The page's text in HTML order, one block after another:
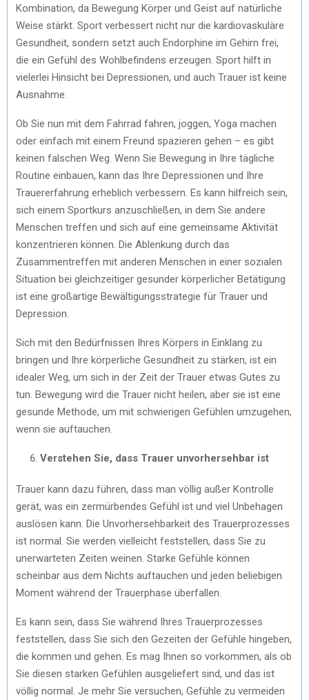
Kombination, da Bewegung Körper und Geist auf natürliche
Weise stärkt. Sport verbessert nicht nur die kardiovaskuläre
Gesundheit, sondern setzt auch Endorphine im Gehirn frei,
die ein Gefühl des Wohlbefindens erzeugen. Sport hilft in
vielerlei Hinsicht bei Depressionen, und auch Trauer ist keine
Ausnahme.
Ob Sie nun mit dem Fahrrad fahren, joggen, Yoga machen
oder einfach mit einem Freund spazieren gehen – es gibt
keinen falschen Weg. Wenn Sie Bewegung in Ihre tägliche
Routine einbauen, kann das Ihre Depressionen und Ihre
Trauererfahrung erheblich verbessern. Es kann hilfreich sein,
sich einem Sportkurs anzuschließen, in dem Sie andere
Menschen treffen und sich auf eine gemeinsame Aktivität
konzentrieren können. Die Ablenkung durch das
Zusammentreffen mit anderen Menschen in einer sozialen
Situation bei gleichzeitiger gesunder körperlicher Betätigung
ist eine großartige Bewältigungsstrategie für Trauer und
Depression.
Sich mit den Bedürfnissen Ihres Körpers in Einklang zu
bringen und Ihre körperliche Gesundheit zu stärken, ist ein
idealer Weg, um sich in der Zeit der Trauer etwas Gutes zu
tun. Bewegung wird die Trauer nicht heilen, aber sie ist eine
gesunde Methode, um mit schwierigen Gefühlen umzugehen,
wenn sie auftauchen.
Verstehen Sie, dass Trauer unvorhersehbar ist
Trauer kann dazu führen, dass man völlig außer Kontrolle
gerät, was ein zermürbendes Gefühl ist und viel Unbehagen
auslösen kann. Die Unvorhersehbarkeit des Trauerprozesses
ist normal. Sie werden vielleicht feststellen, dass Sie zu
unerwarteten Zeiten weinen. Starke Gefühle können
scheinbar aus dem Nichts auftauchen und jeden beliebigen
Moment während der Trauerphase überfallen.
Es kann sein, dass Sie während Ihres Trauerprozesses
feststellen, dass Sie sich den Gezeiten der Gefühle hingeben,
die kommen und gehen. Es mag Ihnen so vorkommen, als ob
Sie diesen starken Gefühlen ausgeliefert sind, und das ist
völlig normal. Je mehr Sie versuchen, Gefühle zu vermeiden